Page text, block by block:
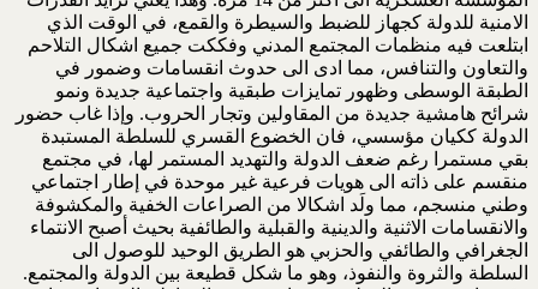
الامنية للدولة كجهاز للضبط والسيطرة والقمع، في الوقت الذي
ابتلعت فيه منظمات المجتمع المدني وفككت جميع اشكال التلاحم
والتعاون والتنافس، مما ادى الى حدوث انقسامات وضمور في
الطبقة الوسطى وظهور تمايزات طبقية واجتماعية جديدة ونمو
شرائح هامشية جديدة من المقاولين وتجار الحروب. وإذا غاب حضور
الدولة ككيان مؤسسي، فان الخضوع القسري للسلطة المستبدة
بقي مستمرا رغم ضعف الدولة والتهديد المستمر لها، في مجتمع
منقسم على ذاته الى هويات فرعية غير موحدة في إطار اجتماعي
وطني منسجم، مما ولَد اشكالا من الصراعات الخفية والمكشوفة
والانقسامات الاثنية والدينية والقبلية والطائفية بحيث أصبح الانتماء
الجغرافي والطائفي والحزبي هو الطريق الوحيد للوصول الى
السلطة والثروة والنفوذ، وهو ما شكل قطيعة بين الدولة والمجتمع.